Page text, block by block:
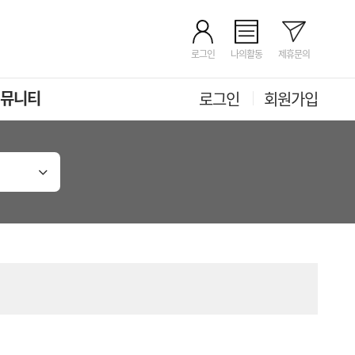
로그인 나의활동 제휴문의
니티 로그인 회원가입